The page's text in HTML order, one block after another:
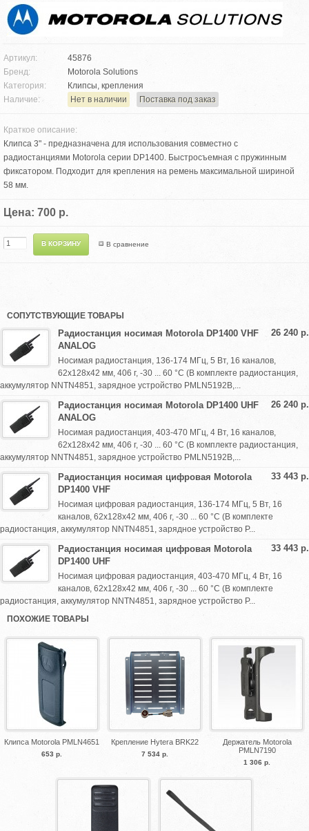
Артикул:
45876
Бренд:
Motorola Solutions
Категория:
Клипсы, крепления
Наличие:
Нет в наличии Поставка под заказ
Краткое описание:
Клипса 3" - предназначена для использования совместно с
радиостанциями Motorola серии DP1400. Быстросъемная с пружинным
фиксатором. Подходит для крепления на ремень максимальной шириной
58 мм.
Цена: 700 р.
В сравнение
СОПУТСТВУЮЩИЕ ТОВАРЫ
26 240 р.
Радиостанция носимая Motorola DP1400 VHF
ANALOG
Носимая радиостанция, 136-174 МГц, 5 Вт, 16 каналов,
62x128x42 мм, 406 г, -30 ... 60 °C (В комплекте радиостанция,
аккумулятор NNTN4851, зарядное устройство PMLN5192B,...
26 240 р.
Радиостанция носимая Motorola DP1400 UHF
ANALOG
Носимая радиостанция, 403-470 МГц, 4 Вт, 16 каналов,
62x128x42 мм, 406 г, -30 ... 60 °C (В комплекте радиостанция,
аккумулятор NNTN4851, зарядное устройство PMLN5192B,...
33 443 р.
Радиостанция носимая цифровая Motorola
DP1400 VHF
Носимая цифровая радиостанция, 136-174 МГц, 5 Вт, 16
каналов, 62x128x42 мм, 406 г, -30 ... 60 °C (В комплекте
радиостанция, аккумулятор NNTN4851, зарядное устройство P...
33 443 р.
Радиостанция носимая цифровая Motorola
DP1400 UHF
Носимая цифровая радиостанция, 403-470 МГц, 4 Вт, 16
каналов, 62x128x42 мм, 406 г, -30 ... 60 °C (В комплекте
радиостанция, аккумулятор NNTN4851, зарядное устройство P...
ПОХОЖИЕ ТОВАРЫ
Клипса Motorola PMLN4651
653 р.
Крепление Hytera BRK22
7 534 р.
Держатель Motorola
PMLN7190
1 306 р.